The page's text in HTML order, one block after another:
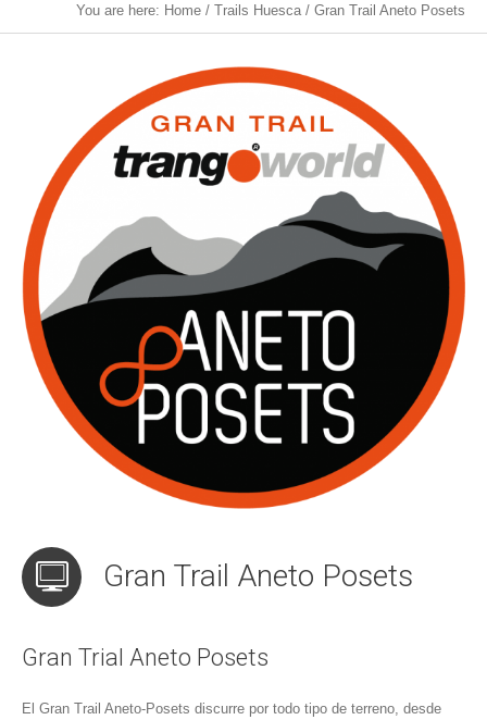
You are here: Home / Trails Huesca / Gran Trail Aneto Posets
Gran Trail Aneto Posets
Gran Trial Aneto Posets
El Gran Trail Aneto-Posets discurre por todo tipo de terreno, desde